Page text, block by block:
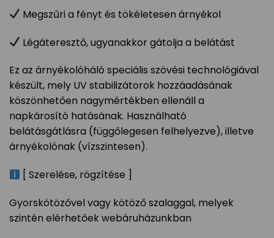
Megszűri a fényt és tökéletesen árnyékol
Légáteresztő, ugyanakkor gátolja a belátást
Ez az árnyékolóháló speciális szövési technológiával
készült, mely UV stabilizátorok hozzáadásának
köszönhetően nagymértékben ellenáll a
napkárosító hatásának. Használható
belátásgátlásra (függőlegesen felhelyezve), illetve
árnyékolónak (vízszintesen).
[ Szerelése, rögzítése ]
Gyorskötözővel vagy kötöző szalaggal, melyek
szintén elérhetőek webáruházunkban